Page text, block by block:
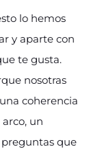
lo hemos
y aparte con
te gusta.
nosotras
coherencia
un
preguntas que